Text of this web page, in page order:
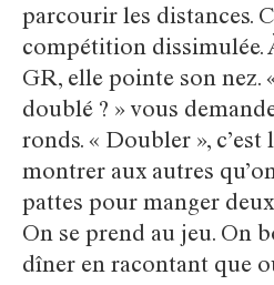
parcourir les distances.
compétition dissimulée.
GR, elle pointe son nez.
doublé ? » vous
ronds. « Doubler », c’est
montrer aux autres
pattes pour manger
On se prend au jeu. On
dîner en racontant que